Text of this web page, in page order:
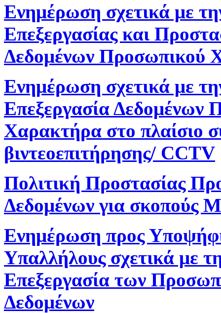
Ενημέρωση σχετικά με
Επεξεργασίας και
Δεδομένων Προσωπικού
Ενημέρωση σχετικά με
Επεξεργασία Δεδομένων
Χαρακτήρα στο πλαίσιο
βιντεοεπιτήρησης/ CCTV
Πολιτική Προστασίας
Δεδομένων για σκοπούς
Ενημέρωση προς
Υπαλλήλους σχετικά με
Επεξεργασία των
Δεδομένων